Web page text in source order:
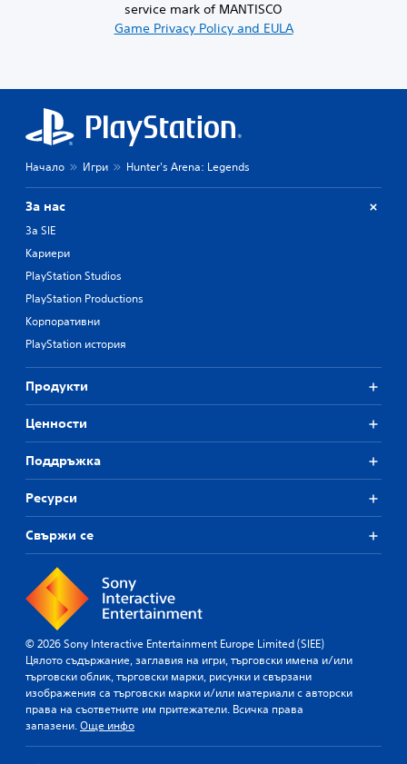
service mark of MANTISCO
Game Privacy Policy and EULA
Начало Игри Hunter's Arena: Legends
За нас
За SIE
Кариери
PlayStation Studios
PlayStation Productions
Корпоративни
PlayStation история
Продукти
Ценности
Поддръжка
Ресурси
Свържи се
© 2026 Sony Interactive Entertainment Europe Limited (SIEE)
Цялото съдържание, заглавия на игри, търговски имена и/или
търговски облик, търговски марки, рисунки и свързани
изображения са търговски марки и/или материали с авторски
права на съответните им притежатели. Всичка права
запазени.Още инфо